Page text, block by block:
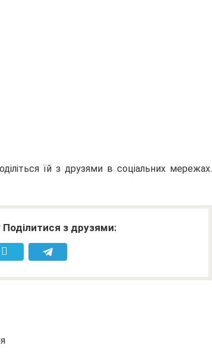
їй з друзями в соціальних мережах.
з друзями: